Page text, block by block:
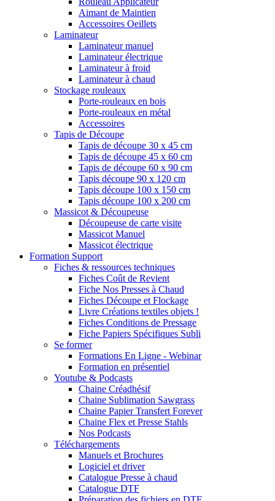
Aimant de Maintien
Accessoires Oeillets
Laminateur
Laminateur manuel
Laminateur électrique
Laminateur à froid
Laminateur à chaud
Stockage rouleaux
Porte-rouleaux en bois
Porte-rouleaux en métal
Accessoires
Tapis de Découpe
Tapis de découpe 30 x 45 cm
Tapis de découpe 45 x 60 cm
Tapis de découpe 60 x 90 cm
Tapis découpe 90 x 120 cm
Tapis découpe 100 x 150 cm
Tapis découpe 100 x 200 cm
Massicot & Découpeuse
Découpeuse de carte visite
Massicot Manuel
Massicot électrique
Formation Support
Fiches & ressources techniques
Fiches Coût de Revient
Fiche Nos Presses à Chaud
Fiches Découpe et Flockage
Livre Créations textiles objets !
Fiches Conditions de Pressage
Fiche Papiers Spécifiques Subli
Se former
Formations En Ligne - Webinar
Formation en présentiel
Youtube & Podcasts
Chaine Créadhésif
Chaine Sublimation Sawgrass
Chaine Papier Transfert Forever
Chaine Flex et Presse Stahls
Nos Podcasts
Téléchargements
Manuels et Brochures
Logiciel et driver
Catalogue Presse à chaud
Catalogue DTF